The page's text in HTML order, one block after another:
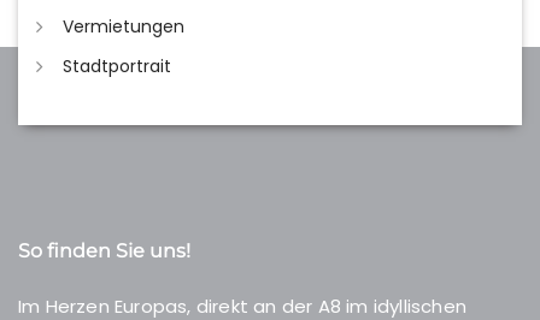
Vermietungen
Stadtportrait
So finden Sie uns!
Im Herzen Europas, direkt an der A8 im idyllischen